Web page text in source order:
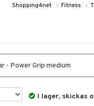
Shopping4net » Fitness »
- Power Grip medium
I lager, skickas